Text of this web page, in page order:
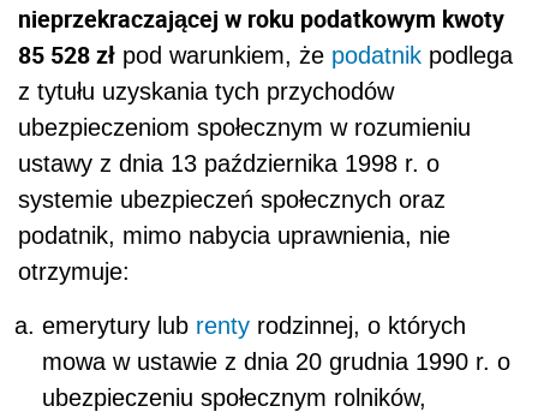
nieprzekraczającej w roku podatkowym kwoty
85 528 zł pod warunkiem, że podatnik podlega
z tytułu uzyskania tych przychodów
ubezpieczeniom społecznym w rozumieniu
ustawy z dnia 13 października 1998 r. o
systemie ubezpieczeń społecznych oraz
podatnik, mimo nabycia uprawnienia, nie
otrzymuje:
emerytury lub renty rodzinnej, o których
mowa w ustawie z dnia 20 grudnia 1990 r. o
ubezpieczeniu społecznym rolników,